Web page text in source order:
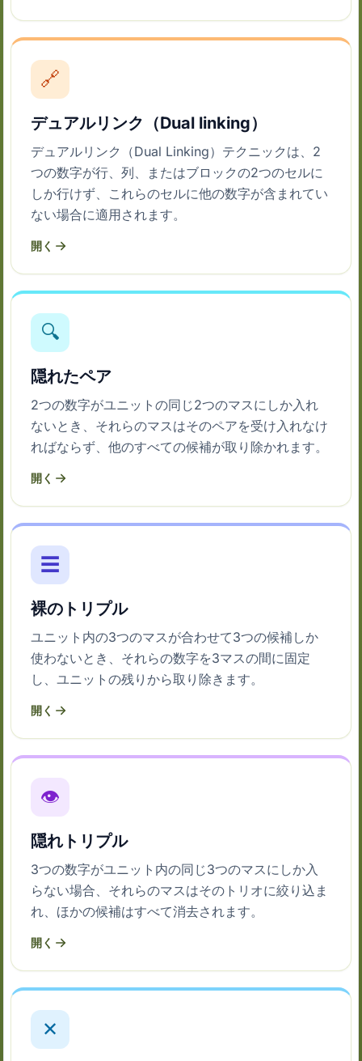
🔗
デュアルリンク（Dual linking）
デュアルリンク（Dual Linking）テクニックは、2
つの数字が行、列、またはブロックの2つのセルに
しか行けず、これらのセルに他の数字が含まれてい
ない場合に適用されます。
開く
🔍
隠れたペア
2つの数字がユニットの同じ2つのマスにしか入れ
ないとき、それらのマスはそのペアを受け入れなけ
ればならず、他のすべての候補が取り除かれます。
開く
☰
裸のトリプル
ユニット内の3つのマスが合わせて3つの候補しか
使わないとき、それらの数字を3マスの間に固定
し、ユニットの残りから取り除きます。
開く
👁
隠れトリプル
3つの数字がユニット内の同じ3つのマスにしか入
らない場合、それらのマスはそのトリオに絞り込ま
れ、ほかの候補はすべて消去されます。
開く
✕